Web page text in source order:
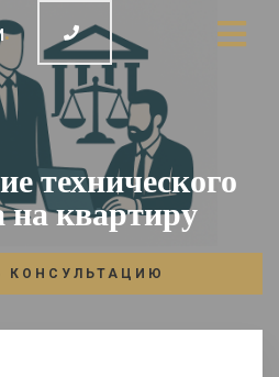
технического
на квартиру
КОНСУЛЬТАЦИЮ